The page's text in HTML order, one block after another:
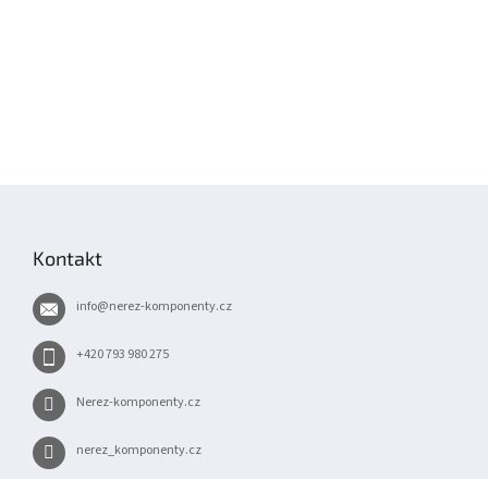
Kontakt
info@nerez-komponenty.cz
+420 793 980 275
Nerez-komponenty.cz
nerez_komponenty.cz